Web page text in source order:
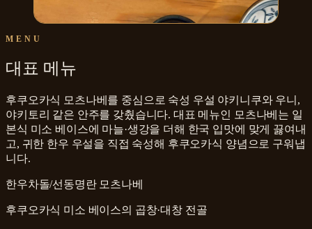
MENU
대표 메뉴
후쿠오카식 모츠나베를 중심으로 숙성 우설 야키니쿠와 우니,
야키토리 같은 안주를 갖췄습니다. 대표 메뉴인 모츠나베는 일
본식 미소 베이스에 마늘·생강을 더해 한국 입맛에 맞게 끓여내
고, 귀한 한우 우설을 직접 숙성해 후쿠오카식 양념으로 구워냅
니다.
한우차돌/선동명란 모츠나베
후쿠오카식 미소 베이스의 곱창·대창 전골